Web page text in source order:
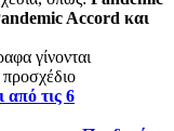
Accord και
γίνονται
από τις 6